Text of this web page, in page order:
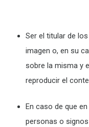
Ser el titular de
imagen o, en su
sobre la misma y
reproducir el
En caso de que
personas o